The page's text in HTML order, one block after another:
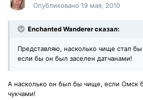
Опубликовано 19 мая, 2010
Enchanted Wanderer сказал:
Представляю, насколько чище стал
если бы он был заселен датчанами!
А насколько он был бы чище, если Омск
чукчами!